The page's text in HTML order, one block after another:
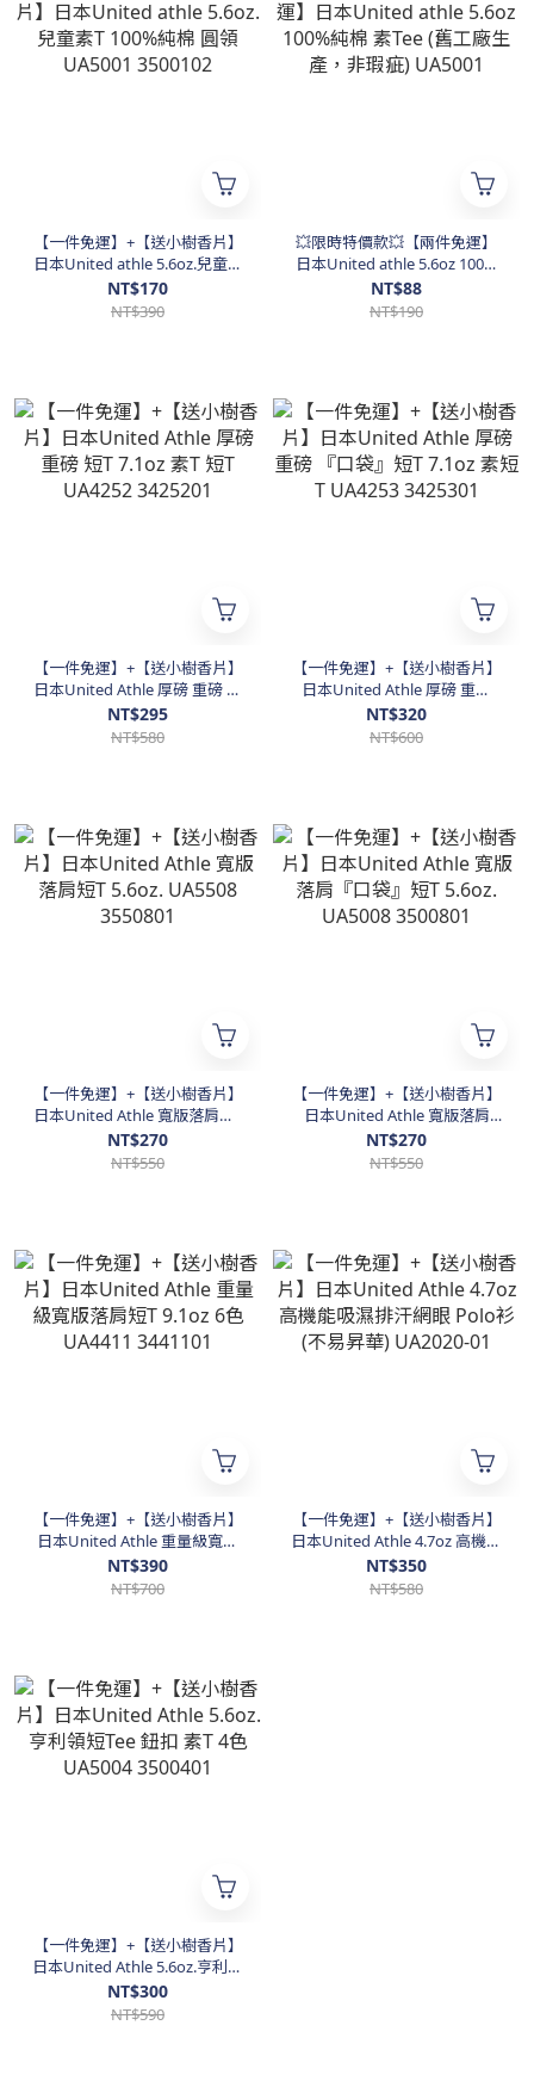
【一件免運】+【送小樹香片】
日本United athle 5.6oz.兒童素
T 100%純棉 圓領 UA5001
3500102
NT$170
NT$390
💥限時特價款💥【兩件免運】
日本United athle 5.6oz 100%
純棉 素Tee (舊工廠生產，非瑕
疵) UA5001
NT$88
NT$190
【一件免運】+【送小樹香片】
日本United Athle 厚磅 重磅 短
T 7.1oz 素T 短T UA4252
3425201
NT$295
NT$580
【一件免運】+【送小樹香片】
日本United Athle 厚磅 重磅
『口袋』短T 7.1oz 素短T
UA4253 3425301
NT$320
NT$600
【一件免運】+【送小樹香片】
日本United Athle 寬版落肩短T
5.6oz. UA5508 3550801
NT$270
NT$550
【一件免運】+【送小樹香片】
日本United Athle 寬版落肩
『口袋』短T 5.6oz. UA5008
3500801
NT$270
NT$550
【一件免運】+【送小樹香片】
日本United Athle 重量級寬版
落肩短T 9.1oz 6色 UA4411
3441101
NT$390
NT$700
【一件免運】+【送小樹香片】
日本United Athle 4.7oz 高機能
吸濕排汗網眼 Polo衫 (不易昇
華) UA2020-01
NT$350
NT$580
【一件免運】+【送小樹香片】
日本United Athle 5.6oz.亨利領
短Tee 鈕扣 素T 4色 UA5004
3500401
NT$300
NT$590